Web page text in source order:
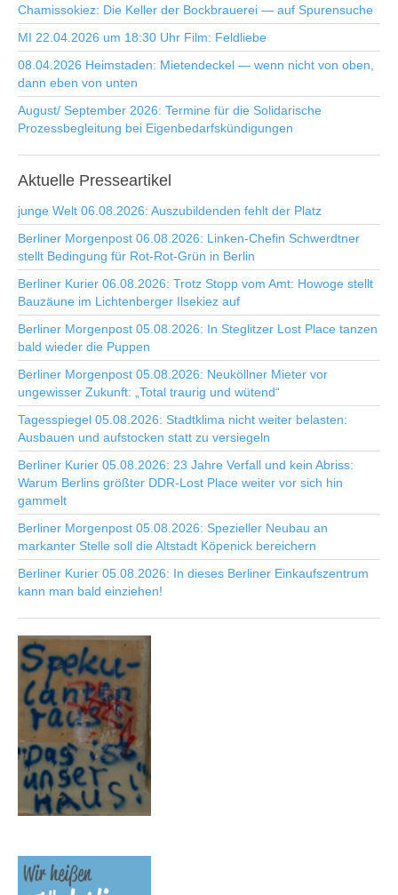
Chamissokiez: Die Keller der Bockbrauerei — auf Spurensuche
MI 22.04.2026 um 18:30 Uhr Film: Feldliebe
08.04.2026 Heimstaden: Mietendeckel — wenn nicht von oben,
dann eben von unten
August/ September 2026: Termine für die Solidarische
Prozessbegleitung bei Eigenbedarfskündigungen
Aktuelle Presseartikel
junge Welt 06.08.2026: Auszubildenden fehlt der Platz
Berliner Morgenpost 06.08.2026: Linken-Chefin Schwerdtner
stellt Bedingung für Rot-Rot-Grün in Berlin
Berliner Kurier 06.08.2026: Trotz Stopp vom Amt: Howoge stellt
Bauzäune im Lichtenberger Ilsekiez auf
Berliner Morgenpost 05.08.2026: In Steglitzer Lost Place tanzen
bald wieder die Puppen
Berliner Morgenpost 05.08.2026: Neuköllner Mieter vor
ungewisser Zukunft: „Total traurig und wütend“
Tagesspiegel 05.08.2026: Stadtklima nicht weiter belasten:
Ausbauen und aufstocken statt zu versiegeln
Berliner Kurier 05.08.2026: 23 Jahre Verfall und kein Abriss:
Warum Berlins größter DDR-Lost Place weiter vor sich hin
gammelt
Berliner Morgenpost 05.08.2026: Spezieller Neubau an
markanter Stelle soll die Altstadt Köpenick bereichern
Berliner Kurier 05.08.2026: In dieses Berliner Einkaufszentrum
kann man bald einziehen!